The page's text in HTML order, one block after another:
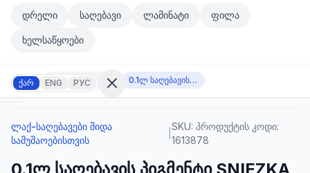
მთავარ კონტენტზე გადასვლა
მთავარ კონტენტზე გადასვლა
დრელი საღებავი ლამინატი ფილა
ხელსაწყოები
ქარ ENG РУС
შესვლა
გაქვთ
ლაქ-საღებავები შიდა სამუშაოებისთვის 0.1ლ საღებავის პიგმენტი SNIEZKA # 61
ლაქ-საღებავები შიდა
სამუშაოებისთვის
SKU:პროდუქტის კოდი:
1613878